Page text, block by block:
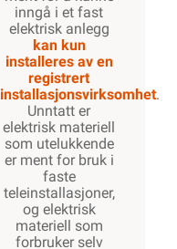
inngå i et fast
elektrisk anlegg
kan kun
installeres av en
registrert
installasjonsvirksomhet.
Unntatt er
elektrisk materiell
som utelukkende
er ment for bruk i
faste
teleinstallasjoner,
og elektrisk
materiell som
forbruker selv